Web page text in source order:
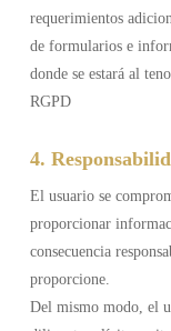
requerimientos
de formularios e
donde se estará al
RGPD
4.
El usuario se
proporcionar
consecuencia
proporcione.
Del mismo modo, el